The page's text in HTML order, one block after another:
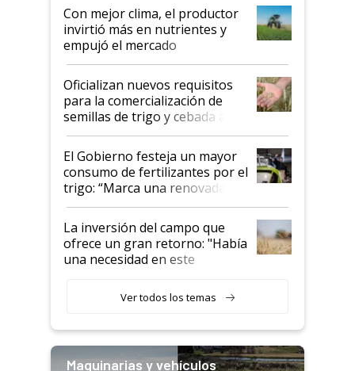
Con mejor clima, el productor
invirtió más en nutrientes y
empujó el mercado
Oficializan nuevos requisitos
para la comercialización de
semillas de trigo y cebada a
granel
El Gobierno festeja un mayor
consumo de fertilizantes por el
trigo: “Marca una renovada
confianza de los productores”
La inversión del campo que
ofrece un gran retorno: "Había
una necesidad en este
Ver todos los temas
Maquinarias y vehículos